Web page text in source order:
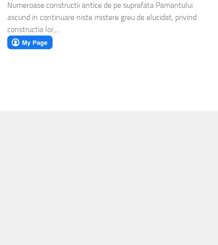
Numeroase constructii antice de pe suprafata Pamantului
ascund in continuare niste mistere greu de elucidat, privind
constructia lor,...